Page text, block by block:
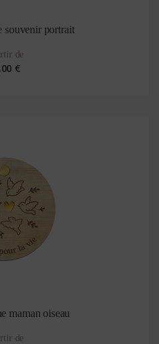
souvenir portrait
de
€
maman oiseau
de